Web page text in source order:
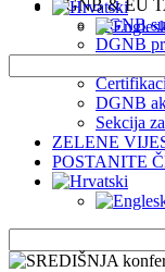
DGNB & EU
DGNB
DGNB
EU
DGNB
Sekcija
ZELENE
POSTANITE